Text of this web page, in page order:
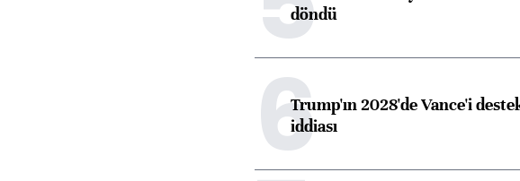
döndü
6Trump'ın 2028'de Vance'i
iddiası